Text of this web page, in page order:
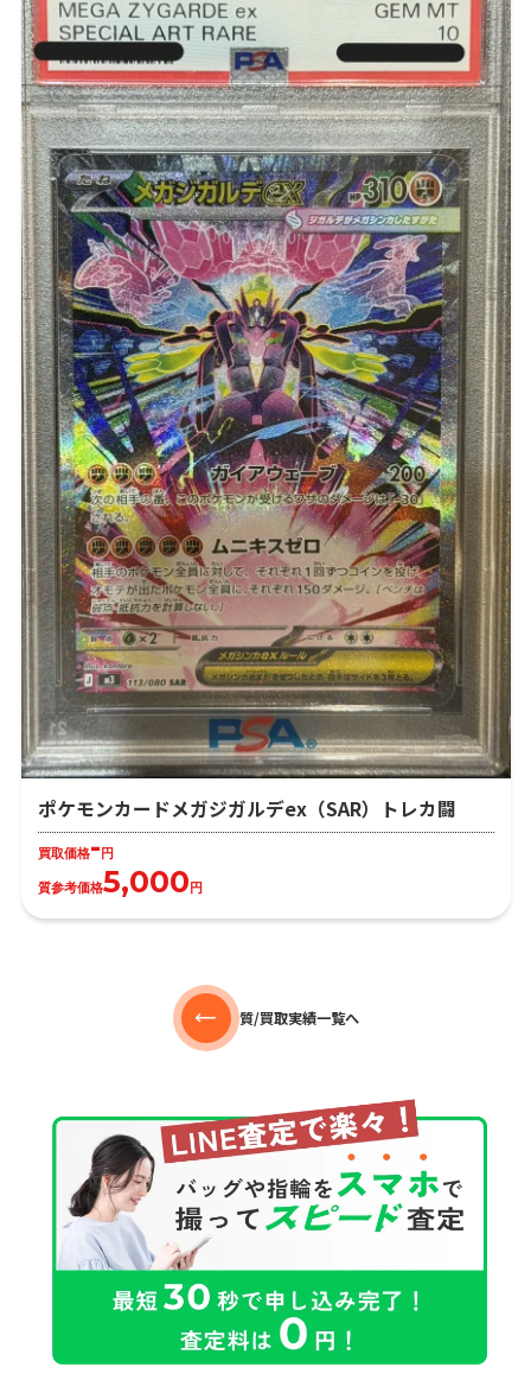
ポケモンカードメガジガルデex（SAR）トレカ闘
買取価格-円
質参考価格5,000円
質/買取実績一覧へ